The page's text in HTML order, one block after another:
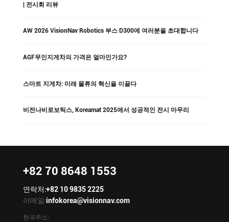
| 전시회 리뷰
AW 2026 VisionNav Robotics 부스 D300에 여러분을 초대합니다
AGF무인지게차의 가격은 얼마인가요?
스마트 지게차: 미래 물류의 혁신을 이끌다
비전나비로보틱스, Koreamat 2025에서 성공적인 전시 마무리
+82 70 8648 1553
연락처:+82 10 9835 2225
이메일:infokorea@visionnav.com
한국주소: